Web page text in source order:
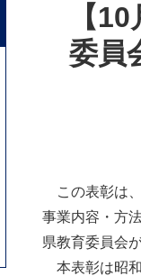
【
委員
この表彰は
事業内容・方
県教育委員会
本表彰は昭和